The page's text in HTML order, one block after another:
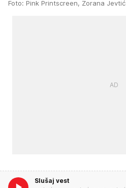
Foto: Pink Printscreen, Zorana Jevtić
Slušaj vest